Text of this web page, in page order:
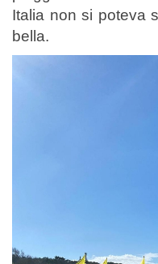
Italia non si poteva
bella.